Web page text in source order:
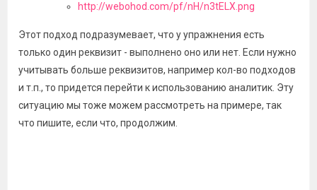
http://webohod.com/pf/nH/n3tELX.png
Этот подход подразумевает, что у упражнения есть
только один реквизит - выполнено оно или нет. Если нужно
учитывать больше реквизитов, например кол-во подходов
и т.п., то придется перейти к использованию аналитик. Эту
ситуацию мы тоже можем рассмотреть на примере, так
что пишите, если что, продолжим.